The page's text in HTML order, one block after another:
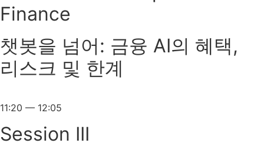
Finance
챗봇을 넘어: 금융 AI의 혜택,
리스크 및 한계
11:20 — 12:05
Session III